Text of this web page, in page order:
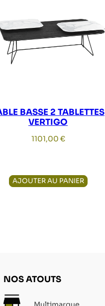
BASSE 2 TABLETTES
VERTIGO
1101,00 €
AJOUTER AU PANIER
d'HOMACA
NOS ATOUTS